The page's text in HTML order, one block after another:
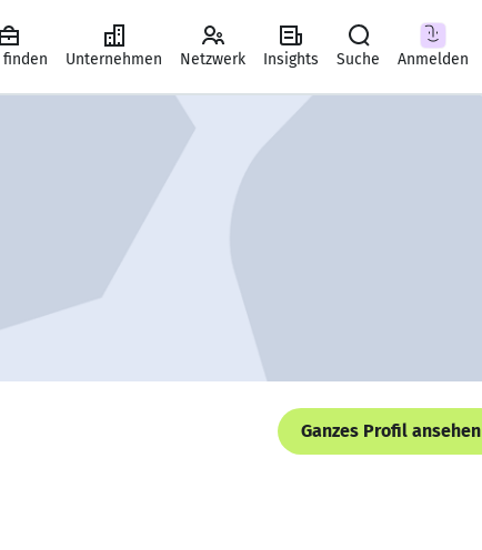
finden Unternehmen Netzwerk Insights Suche Anmelden
Ganzes Profil ansehen